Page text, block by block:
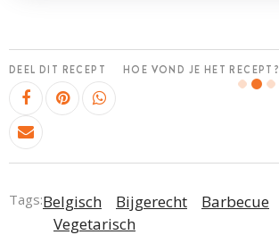
DEEL DIT RECEPT HOE VOND JE HET RECEPT?
Tags:Belgisch Bijgerecht Barbecue
Vegetarisch